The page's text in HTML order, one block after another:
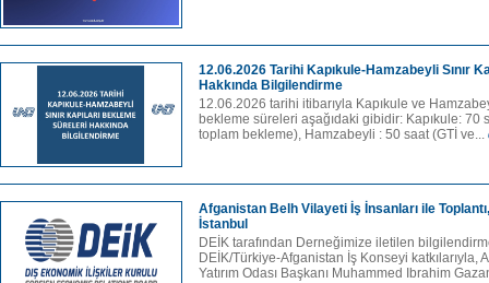
12.06.2026 Tarihi Kapıkule-Hamzabeyli Sınır
Hakkında Bilgilendirme
12.06.2026 tarihi itibarıyla Kapıkule ve
bekleme süreleri aşağıdaki gibidir: Kapıkule: 70
toplam bekleme), Hamzabeyli : 50 saat (GTİ ve...
Afganistan Belh Vilayeti İş İnsanları ile
İstanbul
DEİK tarafından Derneğimize iletilen
DEİK/Türkiye-Afganistan İş Konseyi katkılarıyla,
Yatırım Odası Başkanı Muhammed Ibrahim